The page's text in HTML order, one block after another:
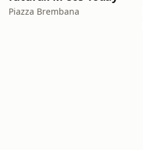
Piazza Brembana